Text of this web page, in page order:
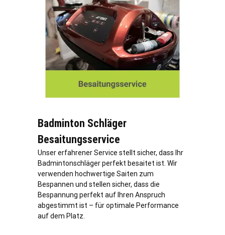
Badminton Schläger
Besaitungsservice
Unser erfahrener Service stellt sicher, dass Ihr
Badmintonschläger perfekt besaitet ist. Wir
verwenden hochwertige Saiten zum
Bespannen und stellen sicher, dass die
Bespannung perfekt auf Ihren Anspruch
abgestimmt ist – für optimale Performance
auf dem Platz.